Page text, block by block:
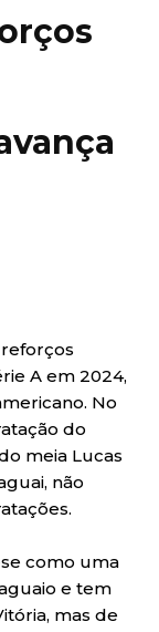
A em 2024,
No
do
meia Lucas
não
como uma
e tem
mas de